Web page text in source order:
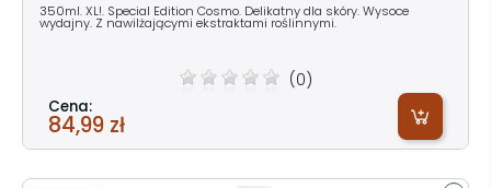
350ml. XL!. Special Edition Cosmo. Delikatny dla skóry. Wysoce
wydajny. Z nawilżającymi ekstraktami roślinnymi.
(0)
Cena:
84,99 zł